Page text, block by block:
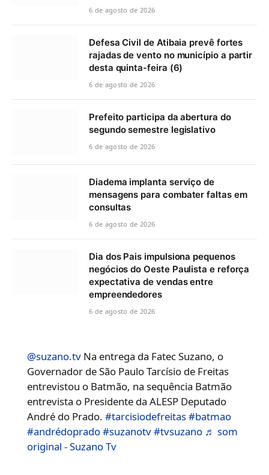
6 de agosto de 2026
Defesa Civil de Atibaia prevê fortes
rajadas de vento no município a partir
desta quinta-feira (6)
6 de agosto de 2026
Prefeito participa da abertura do
segundo semestre legislativo
6 de agosto de 2026
Diadema implanta serviço de
mensagens para combater faltas em
consultas
6 de agosto de 2026
Dia dos Pais impulsiona pequenos
negócios do Oeste Paulista e reforça
expectativa de vendas entre
empreendedores
6 de agosto de 2026
@suzano.tv Na entrega da Fatec Suzano, o
Governador de São Paulo Tarcísio de Freitas
entrevistou o Batmão, na sequência Batmão
entrevista o Presidente da ALESP Deputado
André do Prado.#tarcisiodefreitas#batmao
#andrédoprado#suzanotv#tvsuzano ♬ som
original - Suzano Tv